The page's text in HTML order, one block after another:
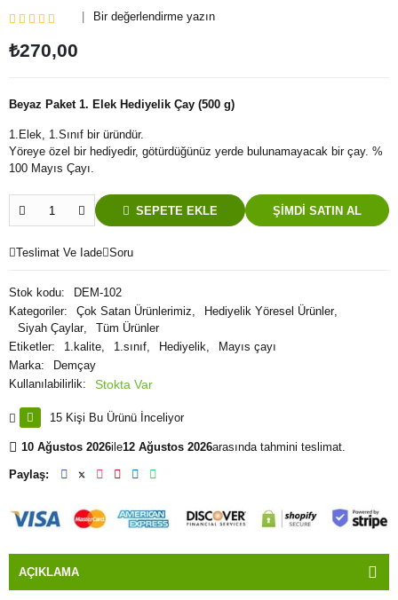
ü
z
i
d
e
n
0
y
ı
Bir değerlendirme yazın
₺270,00
Beyaz Paket 1. Elek Hediyelik Çay (500 g)
1.Elek, 1.Sınıf bir üründür.
Yöreye özel bir hediyedir, götürdüğünüz yerde bulunamayacak bir çay. %
100 Mayıs Çayı.
SEPETE EKLE ŞIMDI SATIN AL
Teslimat Ve Iade Soru
Stok kodu:
DEM-102
Kategoriler:
Çok Satan Ürünlerimiz Hediyelik Yöresel Ürünler,
Siyah Çaylar,
Tüm Ürünler
Etiketler:
1.kalite 1.sınıf Hediyelik
Mayıs çayı
Marka:
Demçay
Kullanılabilirlik:
15 Kişi Bu Ürünü İnceliyor
10 Ağustos 2026ile12 Ağustos 2026arasında tahmini teslimat.
Paylaş:
AÇIKLAMA